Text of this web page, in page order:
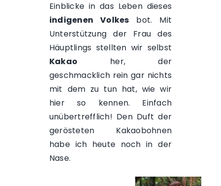
Einblicke in das Leben dieses
indigenen Volkes bot. Mit
Unterstützung der Frau des
Häuptlings stellten wir selbst
Kakao her, der
geschmacklich rein gar nichts
mit dem zu tun hat, wie wir
hier so kennen. Einfach
unübertrefflich! Den Duft der
gerösteten Kakaobohnen
habe ich heute noch in der
Nase.